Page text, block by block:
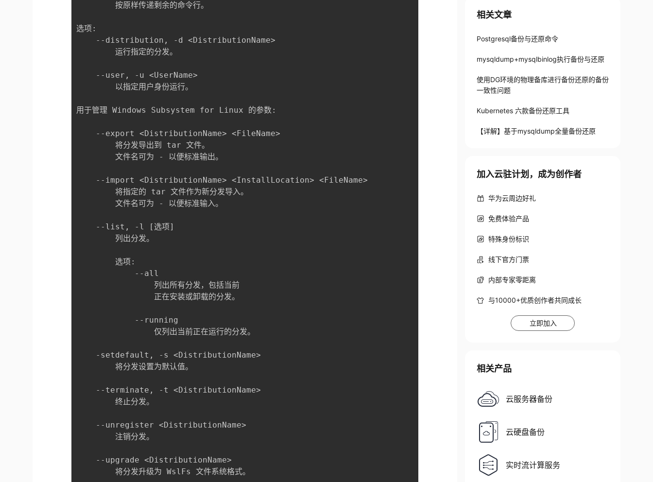
        按原样传递剩余的命令行。
选项:
    --distribution, -d <DistributionName>
        运行指定的分发。
    --user, -u <UserName>
        以指定用户身份运行。
用于管理 Windows Subsystem for Linux 的参数:
    --export <DistributionName> <FileName>
        将分发导出到 tar 文件。
        文件名可为 - 以便标准输出。
    --import <DistributionName> <InstallLocation> <FileName>
        将指定的 tar 文件作为新分发导入。
        文件名可为 - 以便标准输入。
    --list, -l [选项]
        列出分发。
        选项:
            --all
                列出所有分发，包括当前
                正在安装或卸载的分发。
            --running
                仅列出当前正在运行的分发。
    -setdefault, -s <DistributionName>
        将分发设置为默认值。
    --terminate, -t <DistributionName>
        终止分发。
    --unregister <DistributionName>
        注销分发。
    --upgrade <DistributionName>
        将分发升级为 WslFs 文件系统格式。
相关文章
Postgresql备份与还原命令
mysqldump+mysqlbinlog执行备份与还原
使用DG环境的物理备库进行备份还原的备份
一致性问题
Kubernetes 六款备份还原工具
【详解】基于mysqldump全量备份还原
加入云驻计划，成为创作者
华为云周边好礼
免费体验产品
特殊身份标识
线下官方门票
内部专家零距离
与10000+优质创作者共同成长
立即加入
相关产品
云服务器备份
云硬盘备份
实时流计算服务